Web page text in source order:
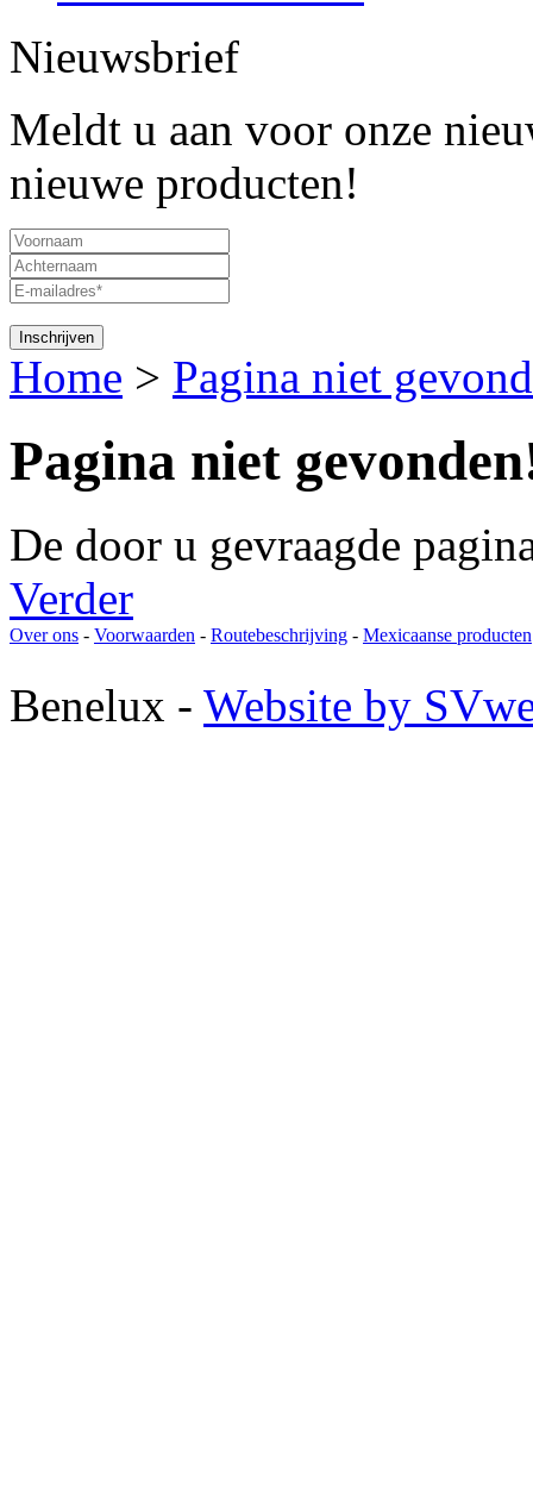
Nieuwsbrief
Meldt u aan voor onze
nieuwe producten!
Home > Pagina niet
Pagina niet
De door u gevraagde
Verder
Over ons - Voorwaarden - Routebeschrijving - Mexicaanse producten
Benelux - Website by